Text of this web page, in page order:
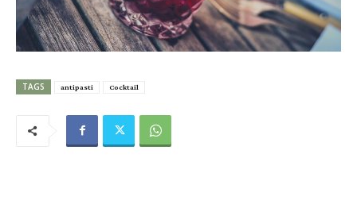
TAGS antipasti Cocktail